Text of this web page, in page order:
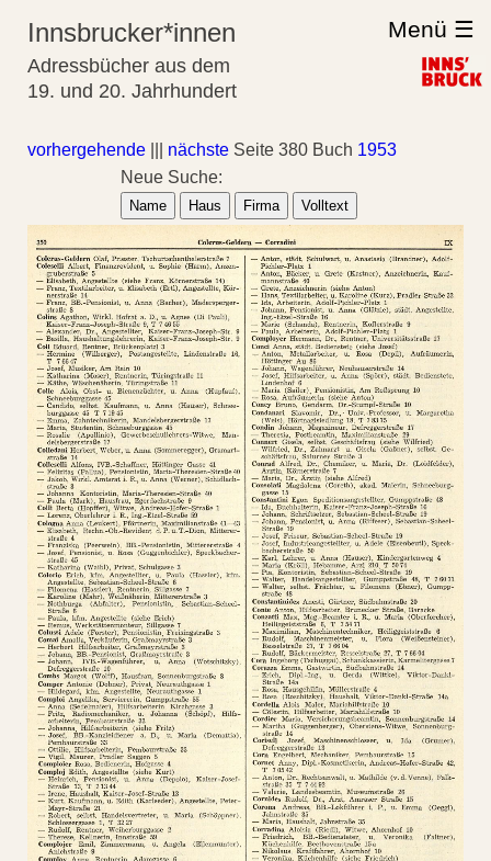
Innsbrucker*innen
Adressbücher aus dem
19. und 20. Jahrhundert
Menü ☰
vorhergehende nächste Seite 380 Buch 1953
Neue Suche:
Name Haus Firma Volltext